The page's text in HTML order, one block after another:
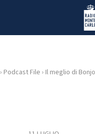
› Podcast File › Il meglio di